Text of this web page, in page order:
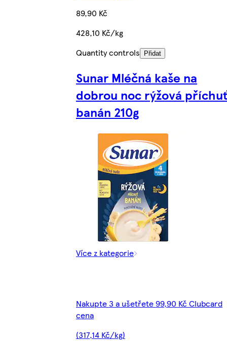
89,90 Kč
428,10 Kč/kg
Quantity controls
Přidat
Sunar Mléčná kaše na
dobrou noc rýžová příchuť
banán 210g
Více z kategorie
Nakupte 3 a ušetřete 99,90 Kč Clubcard
cena
(317,14 Kč/kg)